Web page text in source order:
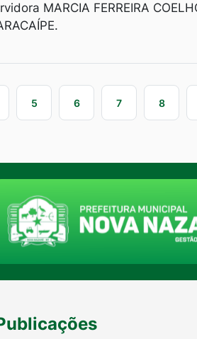
MARCIA FERREIRA
5 6 7 8